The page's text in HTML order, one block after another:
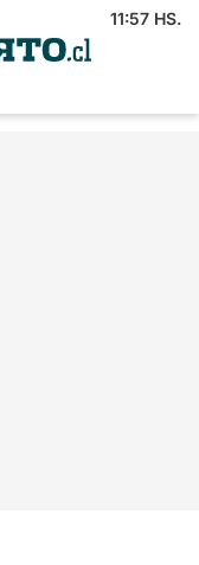
11:57 HS.